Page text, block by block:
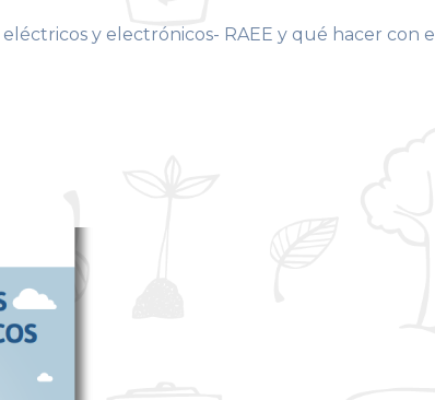
y electrónicos- RAEE y qué hacer con